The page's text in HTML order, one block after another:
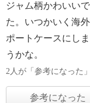
ジャム柄かわいい
た。いつかいく海
ポートケースにし
うかな。
2人が「参考になった
参考になった